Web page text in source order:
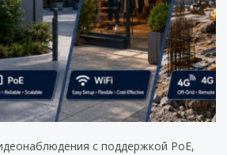
с поддержкой PoE,